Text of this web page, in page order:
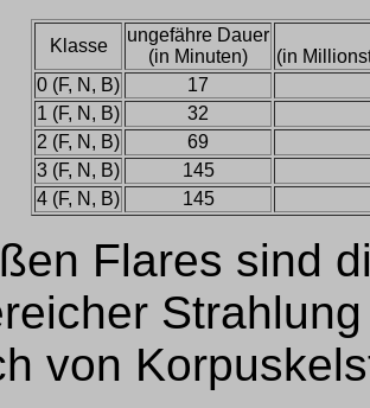
Klasse
ungefähre Dauer
(in Minuten)
(in
0 (F, N, B)
17
1 (F, N, B)
32
2 (F, N, B)
69
3 (F, N, B)
145
4 (F, N, B)
145
Flares sind
von